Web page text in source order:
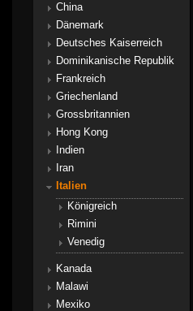
China
Dänemark
Deutsches Kaiserreich
Dominikanische Republik
Frankreich
Griechenland
Grossbritannien
Hong Kong
Indien
Iran
Italien
Königreich
Rimini
Venedig
Kanada
Malawi
Mexiko